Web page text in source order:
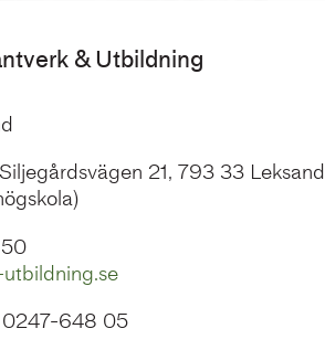
& Utbildning
21, 793 33 Leksand
0247-648 05